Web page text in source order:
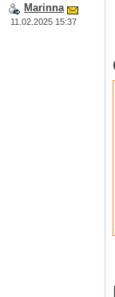
Marinna
11.02.2025 15:37